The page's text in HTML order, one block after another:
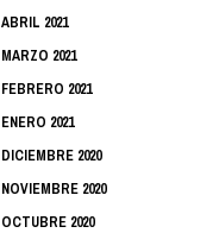
ABRIL 2021
MARZO 2021
FEBRERO 2021
ENERO 2021
DICIEMBRE 2020
NOVIEMBRE 2020
OCTUBRE 2020